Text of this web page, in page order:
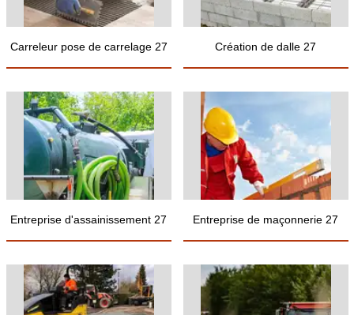
Carreleur pose de carrelage 27 Création de dalle 27
Entreprise d'assainissement 27 Entreprise de maçonnerie 27